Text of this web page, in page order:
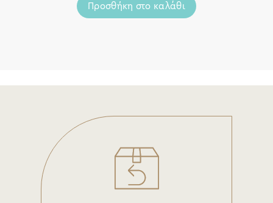
Προσθήκη στο καλάθι